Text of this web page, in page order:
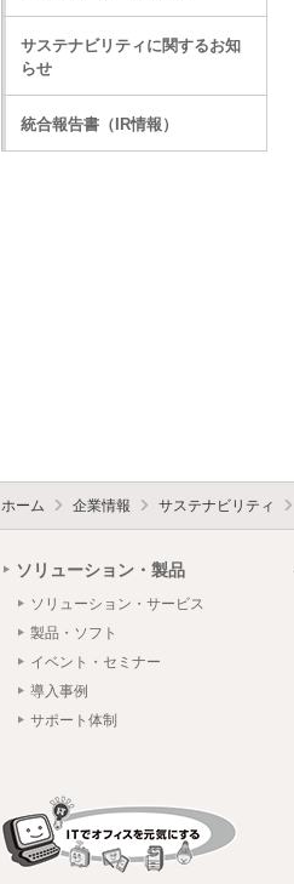
サステナビリティに関するお知
らせ
統合報告書（IR情報）
ホーム 企業情報 サステナビリティ
ソリューション・製品
ソリューション・サービス
製品・ソフト
イベント・セミナー
導入事例
サポート体制